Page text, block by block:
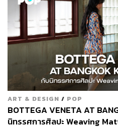
ABOUT
สมศักดิ์ จั
โปรดิวเซอ
หลงใหลใน
สงบของกา
ART & DESIGN / POP
BOTTEGA VENETA AT
นิทรรศการศิลปะ Weaving